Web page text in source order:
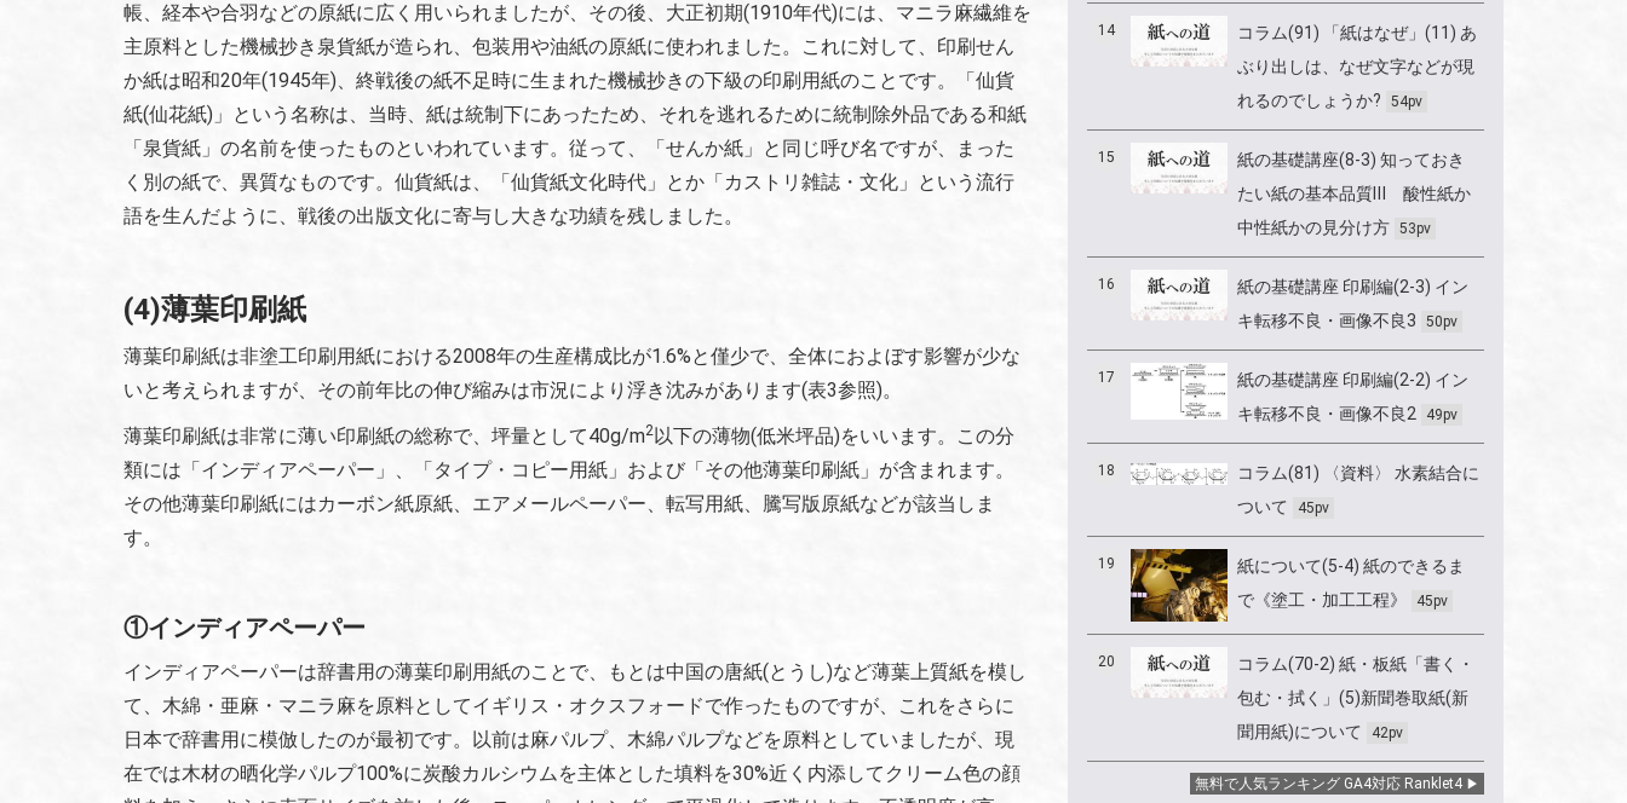
帳、経本や合羽などの原紙に広く用いられましたが、その後、大正初期(1910年代)には、マニラ麻繊維を
主原料とした機械抄き泉貨紙が造られ、包装用や油紙の原紙に使われました。これに対して、印刷せん
か紙は昭和20年(1945年)、終戦後の紙不足時に生まれた機械抄きの下級の印刷用紙のことです。「仙貨
紙(仙花紙)」という名称は、当時、紙は統制下にあったため、それを逃れるために統制除外品である和紙
「泉貨紙」の名前を使ったものといわれています。従って、「せんか紙」と同じ呼び名ですが、まった
く別の紙で、異質なものです。仙貨紙は、「仙貨紙文化時代」とか「カストリ雑誌・文化」という流行
語を生んだように、戦後の出版文化に寄与し大きな功績を残しました。
(4)薄葉印刷紙
薄葉印刷紙は非塗工印刷用紙における2008年の生産構成比が1.6%と僅少で、全体におよぼす影響が少な
いと考えられますが、その前年比の伸び縮みは市況により浮き沈みがあります(表3参照)。
薄葉印刷紙は非常に薄い印刷紙の総称で、坪量として40g/m2以下の薄物(低米坪品)をいいます。この分
類には「インディアペーパー」、「タイプ・コピー用紙」および「その他薄葉印刷紙」が含まれます。
その他薄葉印刷紙にはカーボン紙原紙、エアメールペーパー、転写用紙、騰写版原紙などが該当しま
す。
①インディアペーパー
インディアペーパーは辞書用の薄葉印刷用紙のことで、もとは中国の唐紙(とうし)など薄葉上質紙を模し
て、木綿・亜麻・マニラ麻を原料としてイギリス・オクスフォードで作ったものですが、これをさらに
日本で辞書用に模倣したのが最初です。以前は麻パルプ、木綿パルプなどを原料としていましたが、現
在では木材の晒化学パルプ100%に炭酸カルシウムを主体とした填料を30%近く内添してクリーム色の顔
14
コラム(91) 「紙はなぜ」(11) あ
ぶり出しは、なぜ文字などが現
れるのでしょうか?
54pv
15
紙の基礎講座(8-3) 知っておき
たい紙の基本品質Ⅲ 酸性紙か
中性紙かの見分け方 53pv
16
紙の基礎講座 印刷編(2-3) イン
キ転移不良・画像不良3
50pv
17
紙の基礎講座 印刷編(2-2) イン
キ転移不良・画像不良2
49pv
18
コラム(81) 〈資料〉 水素結合に
ついて
45pv
19
紙について(5-4) 紙のできるま
で《塗工・加工工程》
45pv
20
コラム(70-2) 紙・板紙「書く・
包む・拭く」(5)新聞巻取紙(新
聞用紙)について
42pv
無料で人気ランキング GA4対応 Ranklet4